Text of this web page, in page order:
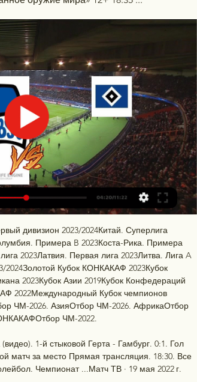
дивизион 2023/2024Китай. Суперлига
Примера B 2023Коста-Рика. Примера
2023Латвия. Первая лига 2023Литва. Лига A
2024Золотой Кубок КОНКАКАФ 2023Кубок
2023Кубок Азии 2019Кубок Конфедераций
2022Международный Кубок чемпионов
ЧМ-2026. АзияОтбор ЧМ-2026. АфрикаОтбор
ЧМ-2022.
1-й стыковой Герта - Гамбург. 0:1. Гол
матч за место Прямая трансляция. 18:30. Все
Чемпионат ...Матч ТВ · 19 мая 2022 г.